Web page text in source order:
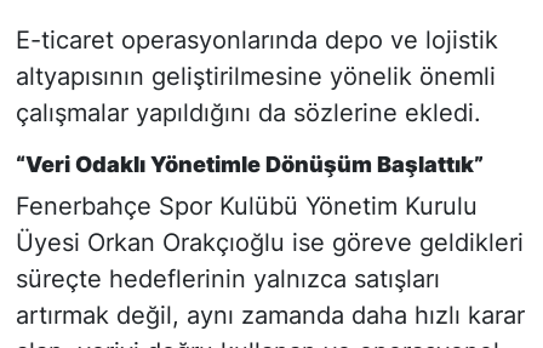
E-ticaret operasyonlarında depo ve lojistik
altyapısının geliştirilmesine yönelik önemli
çalışmalar yapıldığını da sözlerine ekledi.
“Veri Odaklı Yönetimle Dönüşüm Başlattık”
Fenerbahçe Spor Kulübü Yönetim Kurulu
Üyesi Orkan Orakçıoğlu ise göreve geldikleri
süreçte hedeflerinin yalnızca satışları
artırmak değil, aynı zamanda daha hızlı karar